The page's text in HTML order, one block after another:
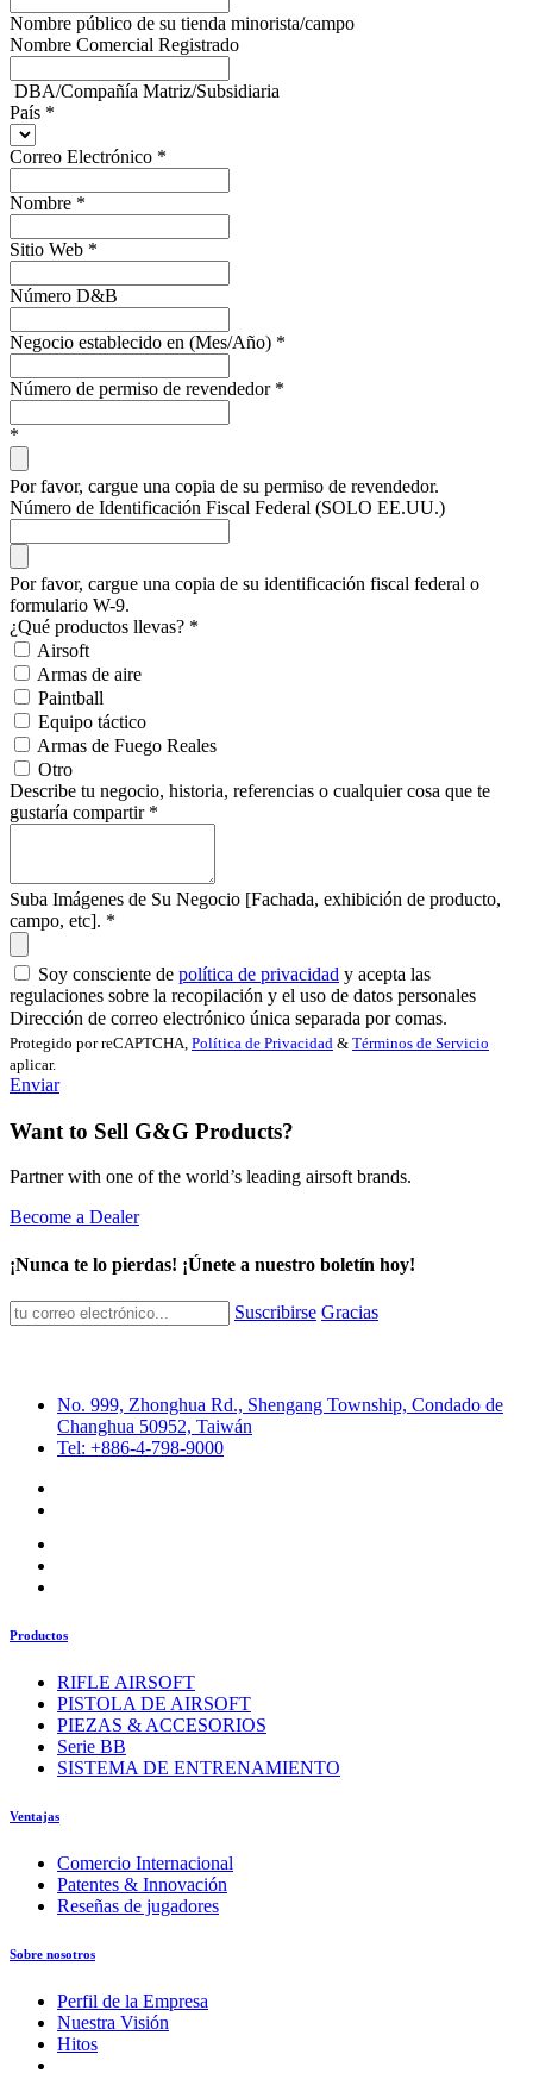
Nombre público de su tienda minorista/campo
Nombre Comercial Registrado
DBA/Compañía Matriz/Subsidiaria
País *
Correo Electrónico *
Nombre *
Sitio Web *
Número D&B
Negocio establecido en (Mes/Año) *
Número de permiso de revendedor *
*
Por favor, cargue una copia de su permiso de revendedor.
Número de Identificación Fiscal Federal (SOLO EE.UU.)
Por favor, cargue una copia de su identificación fiscal federal o
formulario W-9.
¿Qué productos llevas? *
Airsoft
Armas de aire
Paintball
Equipo táctico
Armas de Fuego Reales
Otro
Describe tu negocio, historia, referencias o cualquier cosa que te
gustaría compartir *
Suba Imágenes de Su Negocio [Fachada, exhibición de producto,
campo, etc]. *
Soy consciente de política de privacidad y acepta las
regulaciones sobre la recopilación y el uso de datos personales
Dirección de correo electrónico única separada por comas.
Protegido por reCAPTCHA, Política de Privacidad & Términos de Servicio
aplicar.
Enviar
Want to Sell G&G Products?
Partner with one of the world’s leading airsoft brands.
Become a Dealer
¡Nunca te lo pierdas! ¡Únete a nuestro boletín hoy!
Suscribirse Gracias
No. 999, Zhonghua Rd., Shengang Township, Condado de
Changhua 50952, Taiwán
Tel: +886-4-798-9000
Productos
RIFLE AIRSOFT
PISTOLA DE AIRSOFT
PIEZAS & ACCESORIOS
Serie BB
SISTEMA DE ENTRENAMIENTO
Ventajas
Comercio Internacional
Patentes & Innovación
Reseñas de jugadores
Sobre nosotros
Perfil de la Empresa
Nuestra Visión
Hitos